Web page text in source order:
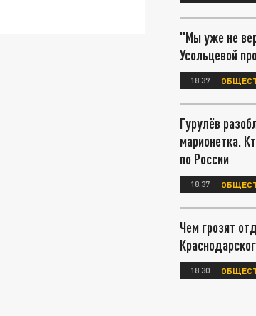
"Мы уже не
Усольцевой
18:39
Гурулёв
марионетка.
по России
18:37
Чем грозят
18:30